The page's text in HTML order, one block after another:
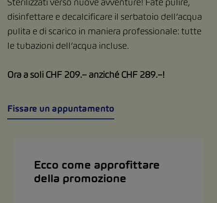
Sterilizzati verso nuove avventure! Fate pulire,
disinfettare e decalcificare il serbatoio dell’acqua
pulita e di scarico in maniera professionale: tutte
le tubazioni dell’acqua incluse.
Ora a soli CHF 209.– anziché CHF 289.–!
Fissare un appuntamento
Ecco come approfittare
della promozione